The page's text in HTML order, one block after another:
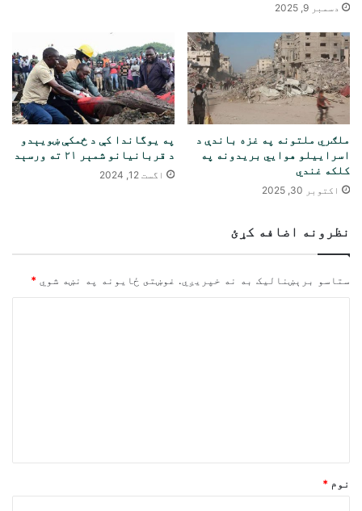
دسمبر 9, 2025
ملګري ملتونه په غزه باندې د
اسراییلو هوايي بریدونه په
کلکه غندي
اکتوبر 30, 2025
په یوگاندا کې د ځمکې ښویېدو
د قربانیانو شمېر ۲۱ ته ورسېد
اگست 12, 2024
نظرونه اضافه کړئ
ستاسو برېښناليک به نه خپريږي. غوښتى ځایونه په نښه شوي *
نوم *